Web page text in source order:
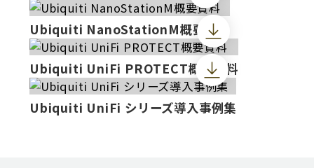
Ubiquiti NanoStationM概要資料
Ubiquiti UniFi PROTECT概要資料
Ubiquiti UniFi シリーズ導入事例集